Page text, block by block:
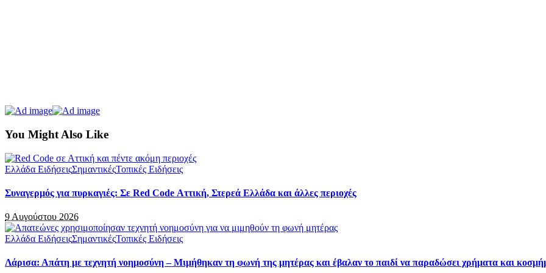
You Might Also Like
Ελλάδα ΕιδήσειςΣημαντικέςΤοπικές Ειδήσεις
Συναγερμός για πυρκαγιές: Σε Red Code Αττική, Στερεά Ελλάδα και άλλες περιοχές
9 Αυγούστου 2026
Ελλάδα ΕιδήσειςΣημαντικέςΤοπικές Ειδήσεις
Λάρισα: Απάτη με τεχνητή νοημοσύνη – Μιμήθηκαν τη φωνή της μητέρας και έβαλαν το παιδί να παραδώσει χρήματα και